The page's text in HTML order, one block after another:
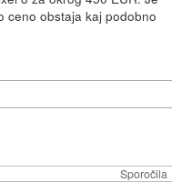
ceno obstaja kaj podobno
Sporočila